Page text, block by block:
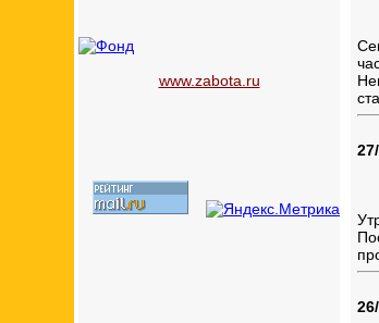
www.zabota.ru